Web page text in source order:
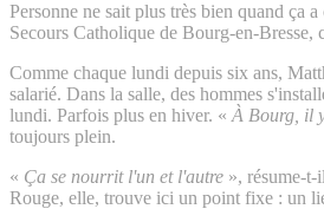
Personne ne sait plus très bien quand ça
Secours Catholique de Bourg-en-Bresse,
Comme chaque lundi depuis six ans,
salarié. Dans la salle, des hommes
lundi. Parfois plus en hiver. « À Bourg, il
toujours plein.
« Ça se nourrit l'un et l'autre », résume-
Rouge, elle, trouve ici un point fixe : un